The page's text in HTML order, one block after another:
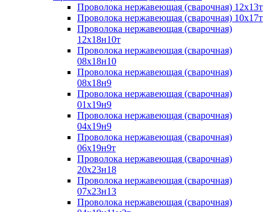
Проволока нержавеющая (сварочная) 12х13т
Проволока нержавеющая (сварочная) 10х17т
Проволока нержавеющая (сварочная)
12х18н10т
Проволока нержавеющая (сварочная)
08х18н10
Проволока нержавеющая (сварочная)
08х18н9
Проволока нержавеющая (сварочная)
01х19н9
Проволока нержавеющая (сварочная)
04х19н9
Проволока нержавеющая (сварочная)
06х19н9т
Проволока нержавеющая (сварочная)
20х23н18
Проволока нержавеющая (сварочная)
07х23н13
Проволока нержавеющая (сварочная)